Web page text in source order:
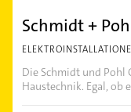
Schmidt +
Die Schmidt und Pohl
Haustechnik. Egal, ob